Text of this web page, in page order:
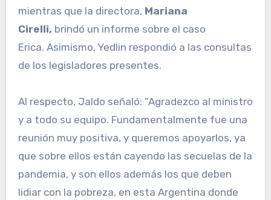
mientras que la directora, Mariana
Cirelli, brindó un informe sobre el caso
Erica. Asimismo, Yedlin respondió a las consultas
de los legisladores presentes.
Al respecto, Jaldo señaló: “Agradezco al ministro
y a todo su equipo. Fundamentalmente fue una
reunión muy positiva, y queremos apoyarlos, ya
que sobre ellos están cayendo las secuelas de la
pandemia, y son ellos además los que deben
lidiar con la pobreza, en esta Argentina donde